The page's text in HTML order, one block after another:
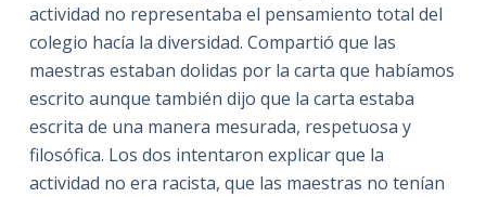
actividad no representaba el pensamiento total del
colegio hacía la diversidad. Compartió que las
maestras estaban dolidas por la carta que habíamos
escrito aunque también dijo que la carta estaba
escrita de una manera mesurada, respetuosa y
filosófica. Los dos intentaron explicar que la
actividad no era racista, que las maestras no tenían